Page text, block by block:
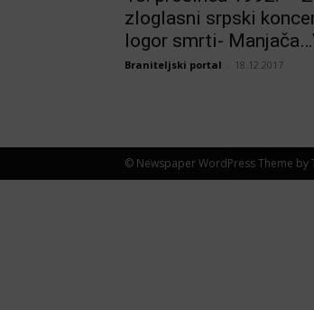
zloglasni srpski
logor smrti-
Braniteljski portal 18.12.2017
© Newspaper WordPress Theme by